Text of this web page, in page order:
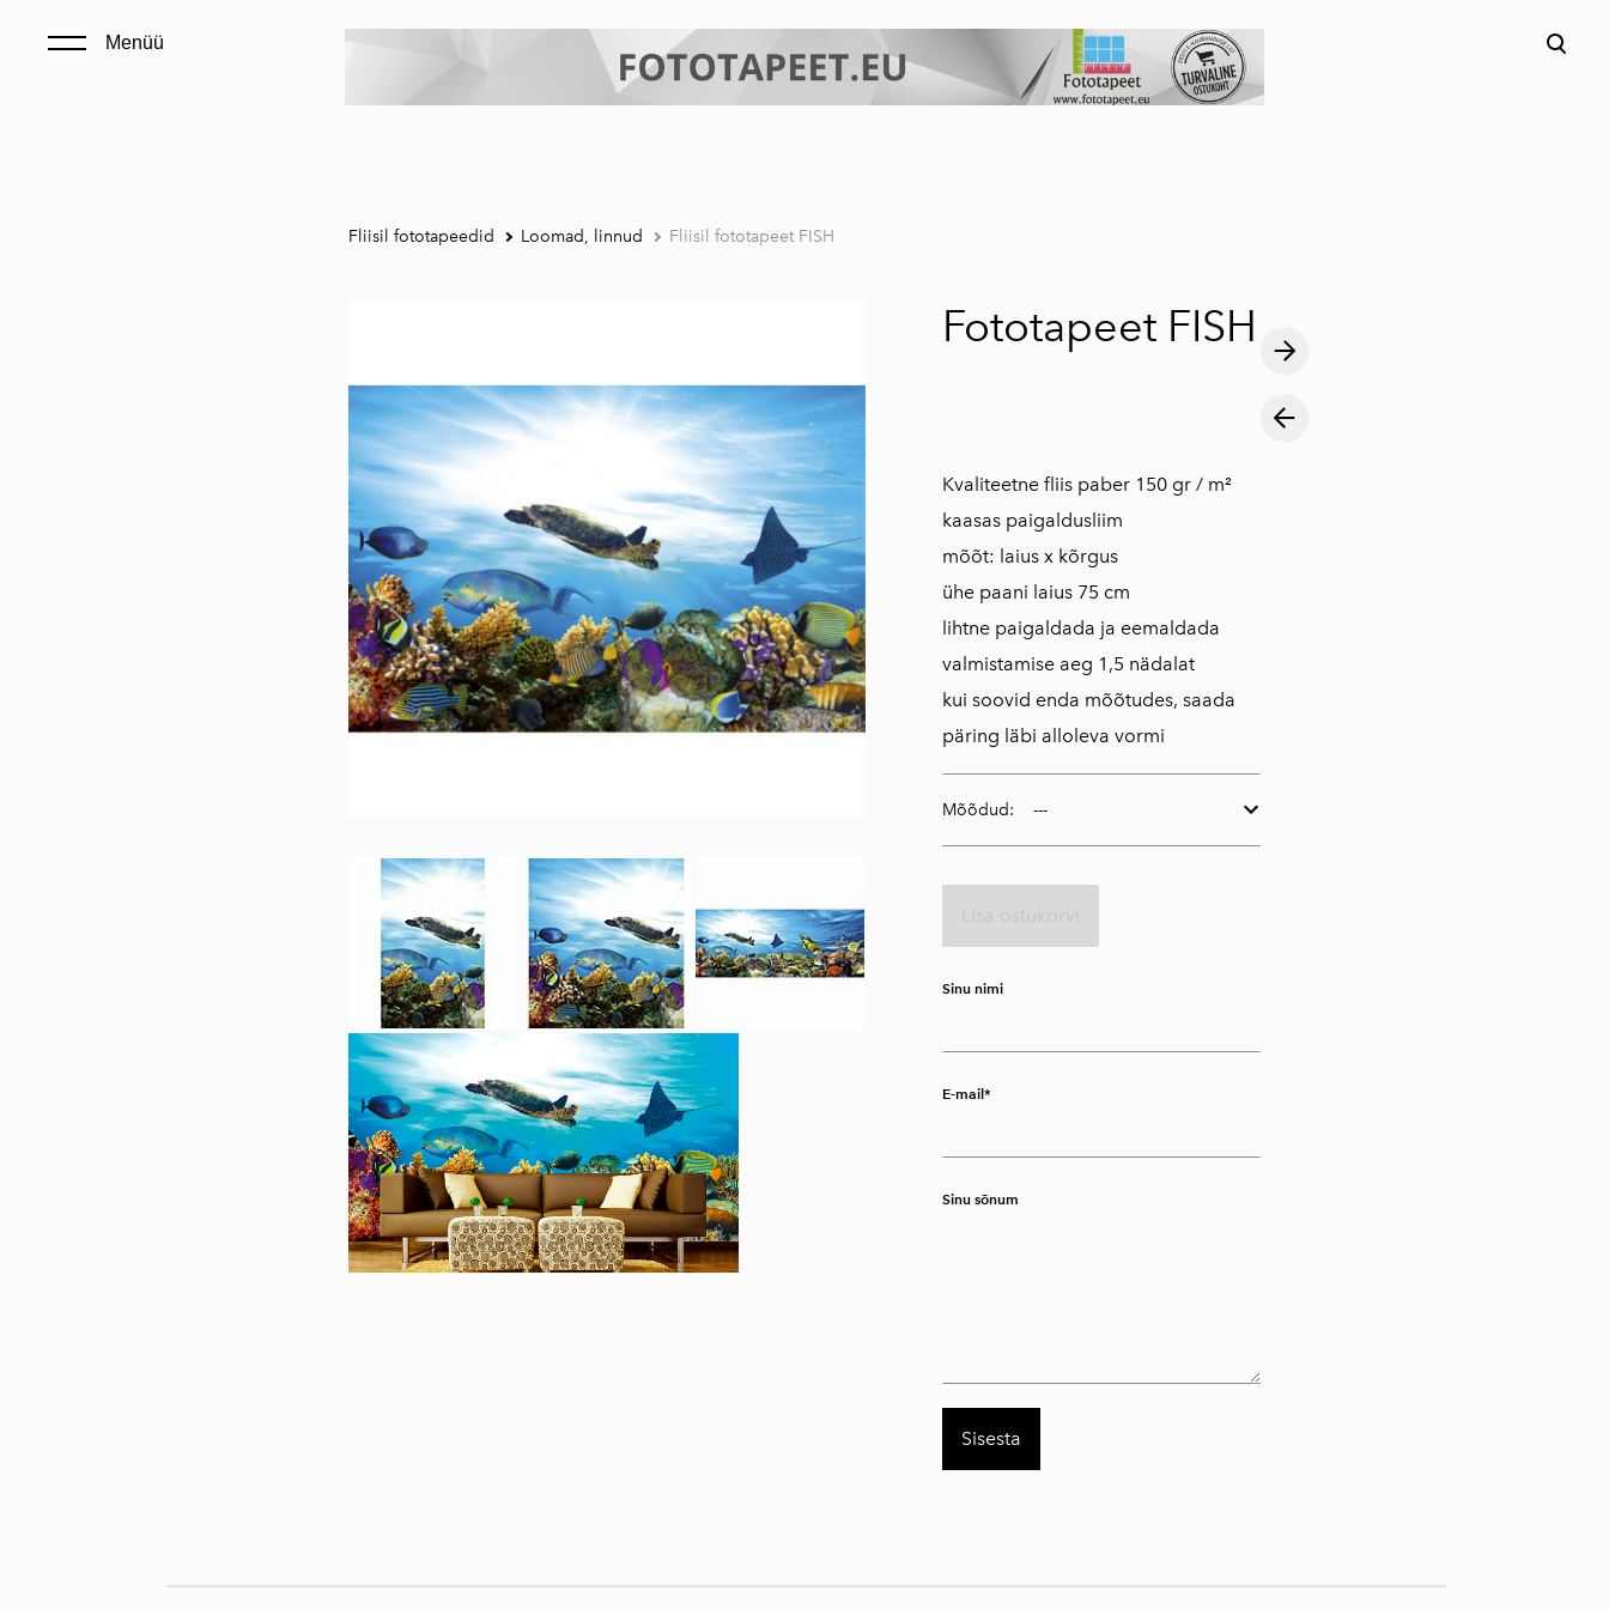
Menüü
lisati ostukorvi.
Fliisil fototapeedid Loomad, linnud Fliisil fototapeet FISH
Fototapeet FISH
Kvaliteetne fliis paber 150 gr / m²
kaasas paigaldusliim
mõõt: laius x kõrgus
ühe paani laius 75 cm
lihtne paigaldada ja eemaldada
​valmistamise aeg 1,5 nädalat
kui soovid enda mõõtudes, saada
päring läbi alloleva vormi
Mõõdud:
Sinu nimi
E-mail
Sinu sõnum